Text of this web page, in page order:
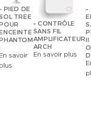
PIED DE
TREE
En savoir
plus
– CONTRÔLE
SANS FIL
AMPLIFICATEUR
ARCH
En savoir plus
–
II